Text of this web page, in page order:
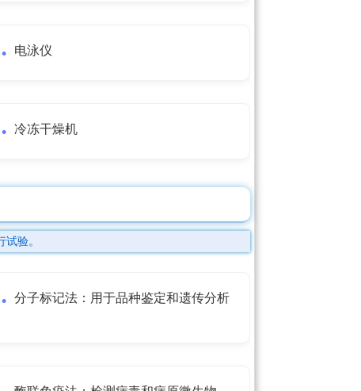
电泳仪
冷冻干燥机
验。
分子标记法：用于品种鉴定和遗传分析